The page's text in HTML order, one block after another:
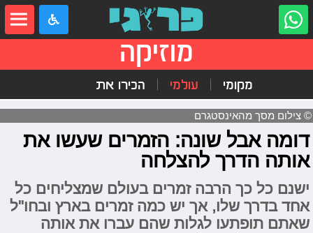
מוזיקה
מקומי עולמי הכירו את
© צילום מסך מהאינסטגרם
דומה אבל שונה: הזמרים שעשו את
אותה הדרך להצלחה
ישנם כל כך הרבה זמרים בעולם שמצליחים כל
אחד בדרך שלו, אך יש כמה זמרים בארץ ובחו"ל
שאתם תופתעו לגלות שהם עברו את אותה